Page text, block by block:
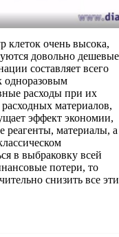
клеток очень высока,
довольно дешевые
составляет всего
одноразовым
расходы при их
материалов,
эффект экономии,
реагенты, материалы, а
в выбраковку всей
потери, то
снизить все эти